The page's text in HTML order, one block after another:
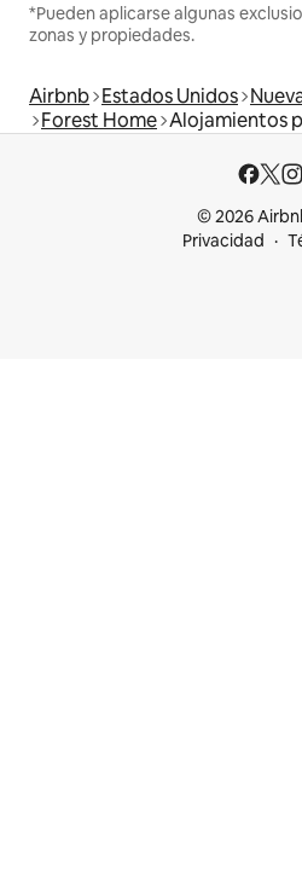
*Pueden aplicarse algunas
zonas y propiedades.
Airbnb Estados Unidos
Forest Home Alojamientos
© 2026
Privacidad